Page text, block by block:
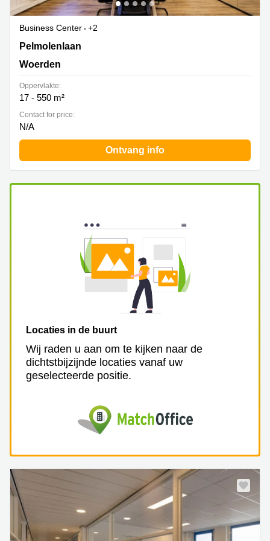
Business Center
+2
Pelmolenlaan 16, Woerden
Pelmolenlaan
Woerden
Oppervlakte:
17 - 550 m²
Contact for price:
N/A
Ontvang info
Locaties in de buurt
Wij raden u aan om te kijken naar de
dichtstbijzijnde locaties vanaf uw
geselecteerde positie.